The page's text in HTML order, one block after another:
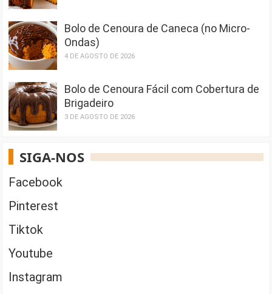
Bolo de Cenoura de Caneca (no Micro-
Ondas)
4 DE AGOSTO DE 2026
Bolo de Cenoura Fácil com Cobertura de
Brigadeiro
3 DE AGOSTO DE 2026
SIGA-NOS
Facebook
Pinterest
Tiktok
Youtube
Instagram